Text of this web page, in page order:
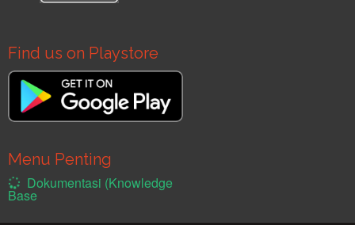
Find us on Playstore
Menu Penting
Dokumentasi (Knowledge
Base